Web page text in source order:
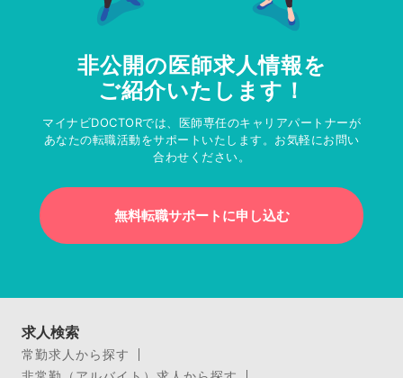
非公開の医師求人情報を
ご紹介いたします！
マイナビDOCTORでは、医師専任のキャリアパートナーが
あなたの転職活動をサポートいたします。お気軽にお問い
合わせください。
無料転職サポートに申し込む
求人検索
常勤求人から探す